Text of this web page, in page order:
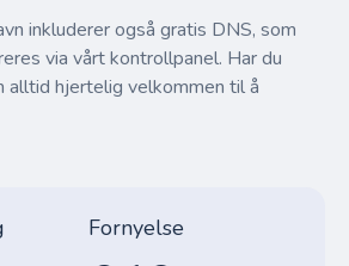
inkluderer også gratis DNS, som
via vårt kontrollpanel. Har du
alltid hjertelig velkommen til å
Fornyelse